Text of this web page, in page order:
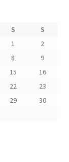
S
S
1
2
8
9
15
16
22
23
29
30